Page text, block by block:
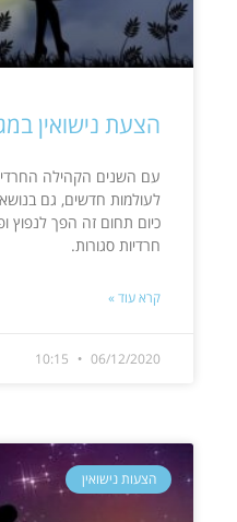
הצעת נישואין
עם השנים הקהילה
לעולמות חדשים, גם בנושא
כיום תחום זה הפך לנפוץ
חרדיות סגורות.
קרא עוד »
06/12/2020
הצעות נישואין